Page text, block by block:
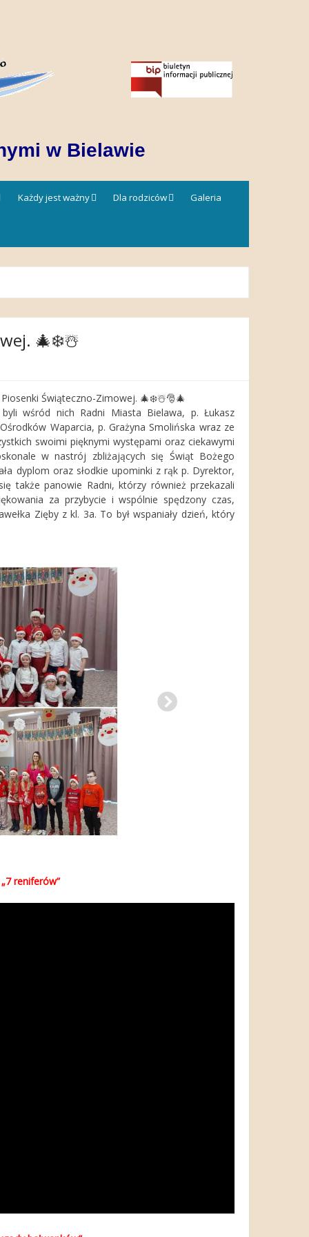
w Bielawie
Każdy jest ważny Dla rodziców Galeria
🎄❄️☃️
Świąteczno-Zimowej. 🎄❄️☃️🎅🎄
wśród nich Radni Miasta Bielawa, p. Łukasz
Waparcia, p. Grażyna Smolińska wraz ze
swoimi pięknymi występami oraz ciekawymi
w nastrój zbliżających się Świąt Bożego
dyplom oraz słodkie upominki z rąk p. Dyrektor,
także panowie Radni, którzy również przekazali
za przybycie i wspólnie spędzony czas,
Zięby z kl. 3a. To był wspaniały dzień, który
reniferów”